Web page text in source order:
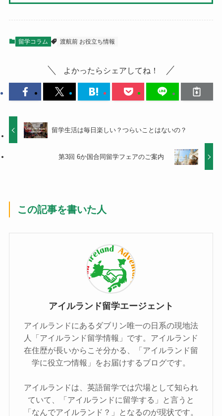
留学コラム 渡航前 お役立ち情報
よかったらシェアしてね！
留学生活は毎日楽しい？つらいことはないの？
第3回 6か国合同留学フェアのご案内
この記事を書いた人
アイルランド留学エージェント
アイルランドにあるダブリン唯一の日系の現地法
人「アイルランド留学情報」です。アイルランド
在住歴が長いからこそ分かる、「アイルランド留
学に役立つ情報」をお届けするブログです。
アイルランドは、英語留学では穴場として知られ
ていて、「アイルランドに留学する」と言うと
「なんでアイルランド？」となるのが現状です。